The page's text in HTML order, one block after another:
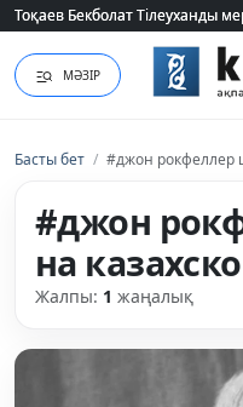
Тоқаев Бекболат Тілеуханды
Тоқаев Бекболат Тілеуханды
МӘЗІР
Басты бет / #джон рокфеллер
#джон
на
Жалпы: 1 жаңалық